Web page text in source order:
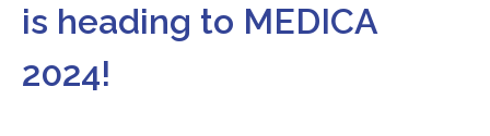
is heading to MEDICA
2024!